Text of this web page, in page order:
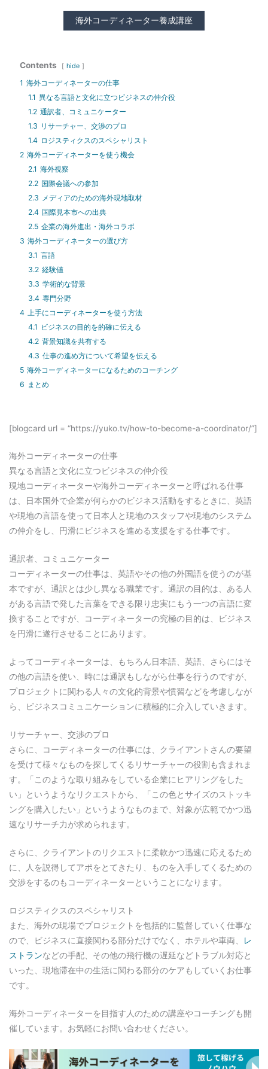
海外コーディネーター養成講座
Contents hide
1 海外コーディネーターの仕事
1.1 異なる言語と文化に立つビジネスの仲介役
1.2 通訳者、コミュニケーター
1.3 リサーチャー、交渉のプロ
1.4 ロジスティクスのスペシャリスト
2 海外コーディネーターを使う機会
2.1 海外視察
2.2 国際会議への参加
2.3 メディアのための海外現地取材
2.4 国際見本市への出典
2.5 企業の海外進出・海外コラボ
3 海外コーディネーターの選び方
3.1 言語
3.2 経験値
3.3 学術的な背景
3.4 専門分野
4
上手にコーディネーターを使う方法
4.1 ビジネスの目的を的確に伝える
4.2 背景知識を共有する
4.3 仕事の進め方について希望を伝える
5 海外コーディネーターになるためのコーチング
6 まとめ
[blogcard url = “https://yuko.tv/how-to-become-a-coordinator/”]
海外コーディネーターの仕事
異なる言語と文化に立つビジネスの仲介役
現地コーディネーターや海外コーディネーターと呼ばれる仕事
は、日本国外で企業が何らかのビジネス活動をするときに、英語
や現地の言語を使って日本人と現地のスタッフや現地のシステム
の仲介をし、円滑にビジネスを進める支援をする仕事です。
通訳者、コミュニケーター
コーディネーターの仕事は、英語やその他の外国語を使うのが基
本ですが、通訳とは少し異なる職業です。通訳の目的は、ある人
がある言語で発した言葉をできる限り忠実にもう一つの言語に変
換することですが、コーディネーターの究極の目的は、ビジネス
を円滑に遂行させることにあります。
よってコーディネーターは、もちろん日本語、英語、さらにはそ
の他の言語を使い、時には通訳もしながら仕事を行うのですが、
プロジェクトに関わる人々の文化的背景や慣習などを考慮しなが
ら、ビジネスコミュニケーションに積極的に介入していきます。
リサーチャー、交渉のプロ
さらに、コーディネーターの仕事には、クライアントさんの要望
を受けて様々なものを探してくるリサーチャーの役割も含まれま
す。「このような取り組みをしている企業にヒアリングをした
い」というようなリクエストから、「この色とサイズのストッキ
ングを購入したい」というようなものまで、対象が広範でかつ迅
速なリサーチ力が求められます。
さらに、クライアントのリクエストに柔軟かつ迅速に応えるため
に、人を説得してアポをとてきたり、ものを入手してくるための
交渉をするのもコーディネーターということになります。
ロジスティクスのスペシャリスト
また、海外の現場でプロジェクトを包括的に監督していく仕事な
ので、ビジネスに直接関わる部分だけでなく、ホテルや車両、
レ
ストランなどの手配、その他の飛行機の遅延などトラブル対応と
いった、現地滞在中の生活に関わる部分のケアもしていくお仕事
です。
海外コーディネーターを目指す人のための講座やコーチングも開
催しています。お気軽にお問い合わせください。